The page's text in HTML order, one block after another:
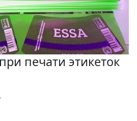
печати этикеток